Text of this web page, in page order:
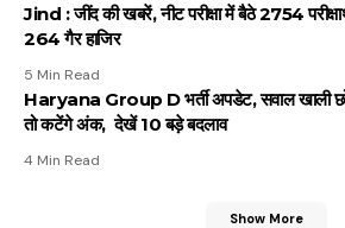
Jind : जींद की खबरें, नीट परीक्षा में बैठे 2754
264 गैर हाजिर
5 Min Read
Haryana Group D भर्ती अपडेट, सवाल खाली
तो कटेंगे अंक, देखें 10 बड़े बदलाव
4 Min Read
Show More